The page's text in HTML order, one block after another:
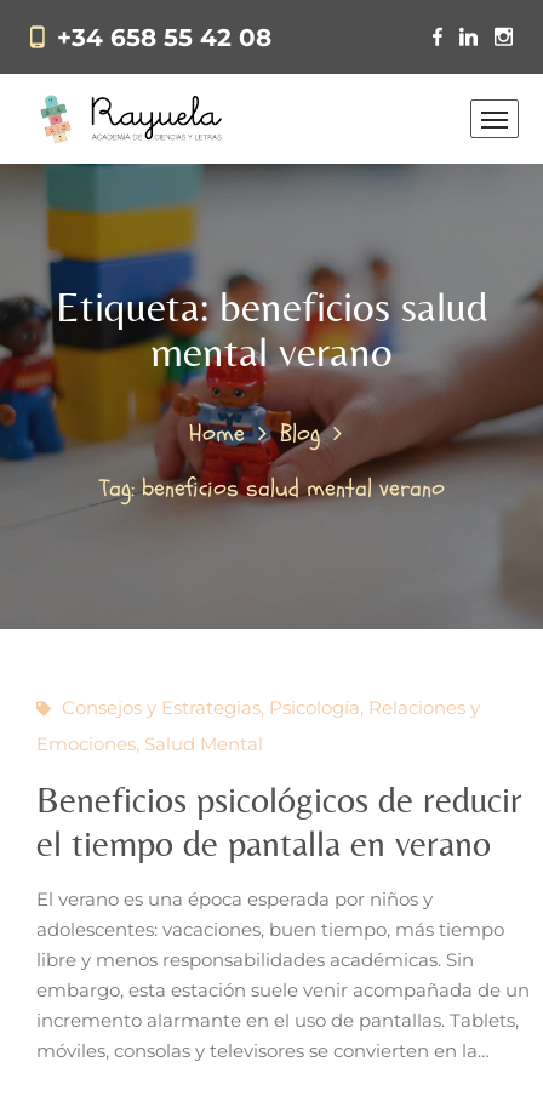
+34 658 55 42 08
Etiqueta: beneficios salud
mental verano
Home
Blog
Tag: beneficios salud mental verano
Consejos y Estrategias, Psicología, Relaciones y
Emociones, Salud Mental
Beneficios psicológicos de reducir
el tiempo de pantalla en verano
El verano es una época esperada por niños y
adolescentes: vacaciones, buen tiempo, más tiempo
libre y menos responsabilidades académicas. Sin
embargo, esta estación suele venir acompañada de un
incremento alarmante en el uso de pantallas. Tablets,
móviles, consolas y televisores se convierten en la…